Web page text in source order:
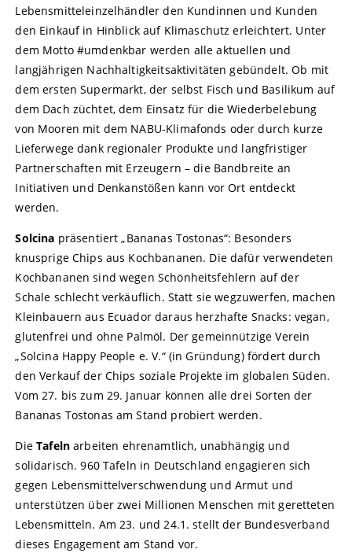
Lebensmitteleinzelhändler den Kundinnen und Kunden
den Einkauf in Hinblick auf Klimaschutz erleichtert. Unter
dem Motto #umdenkbar werden alle aktuellen und
langjährigen Nachhaltigkeitsaktivitäten gebündelt. Ob mit
dem ersten Supermarkt, der selbst Fisch und Basilikum auf
dem Dach züchtet, dem Einsatz für die Wiederbelebung
von Mooren mit dem NABU-Klimafonds oder durch kurze
Lieferwege dank regionaler Produkte und langfristiger
Partnerschaften mit Erzeugern – die Bandbreite an
Initiativen und Denkanstößen kann vor Ort entdeckt
werden.
Solcina präsentiert „Bananas Tostonas“: Besonders
knusprige Chips aus Kochbananen. Die dafür verwendeten
Kochbananen sind wegen Schönheitsfehlern auf der
Schale schlecht verkäuflich. Statt sie wegzuwerfen, machen
Kleinbauern aus Ecuador daraus herzhafte Snacks: vegan,
glutenfrei und ohne Palmöl. Der gemeinnützige Verein
„Solcina Happy People e. V.“ (in Gründung) fördert durch
den Verkauf der Chips soziale Projekte im globalen Süden.
Vom 27. bis zum 29. Januar können alle drei Sorten der
Bananas Tostonas am Stand probiert werden.
DieTafelnarbeiten ehrenamtlich, unabhängig und
solidarisch. 960 Tafeln in Deutschland engagieren sich
gegen Lebensmittelverschwendung und Armut und
unterstützen über zwei Millionen Menschen mit geretteten
Lebensmitteln. Am 23. und 24.1. stellt der Bundesverband
dieses Engagement am Stand vor.